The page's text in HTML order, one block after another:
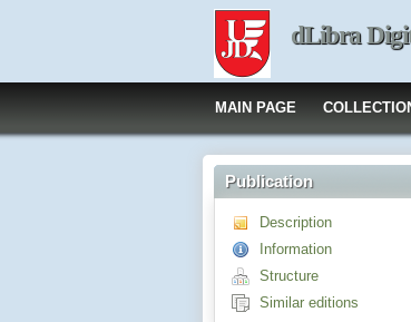
dLibra
MAIN PAGE
Publication
Description
Information
Structure
Similar editions